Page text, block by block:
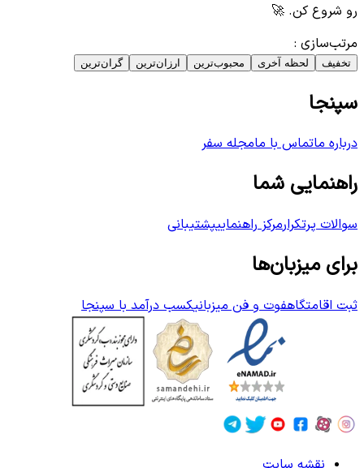
رو شروع کن. 🚀
مرتب‌سازی :
تخفیف لحظه آخری محبوب‌ترین ارزان‌ترین گران‌ترین
سپنجا
درباره ماتماس با مامجله سفر
راهنمایی شما
سوالات پرتکرارمرکز راهنماییپشتیبانی
برای میزبان‌ها
ثبت اقامتگاهفوت و فن میزبانیکسب درآمد با سپنجا